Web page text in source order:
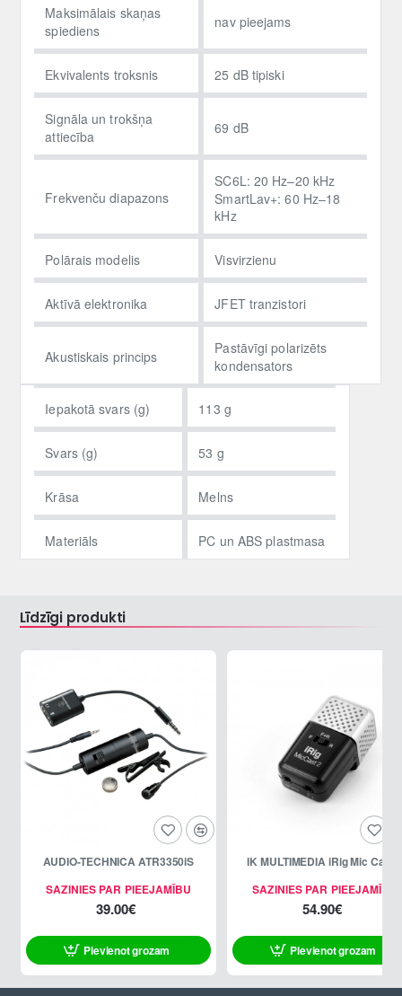
Maksimālais skaņas
spiediens
nav pieejams
Ekvivalents troksnis 25 dB tipiski
Signāla un trokšņa
attiecība
69 dB
Frekvenču diapazons
SC6L: 20 Hz–20 kHz
SmartLav+: 60 Hz–18
kHz
Polārais modelis Visvirzienu
Aktīvā elektronika JFET tranzistori
Akustiskais princips
Pastāvīgi polarizēts
kondensators
Iepakotā svars (g) 113 g
Svars (g) 53 g
Krāsa Melns
Materiāls PC un ABS plastmasa
Līdzīgi produkti
SAZINIES PAR PIEEJAMĪBU
AUDIO-TECHNICA ATR3350iS
39.00€
Pievienot grozam
SAZINIES PAR PIEEJAMĪBU
IK MULTIMEDIA iRig Mic Cast
54.90€
Pievienot grozam